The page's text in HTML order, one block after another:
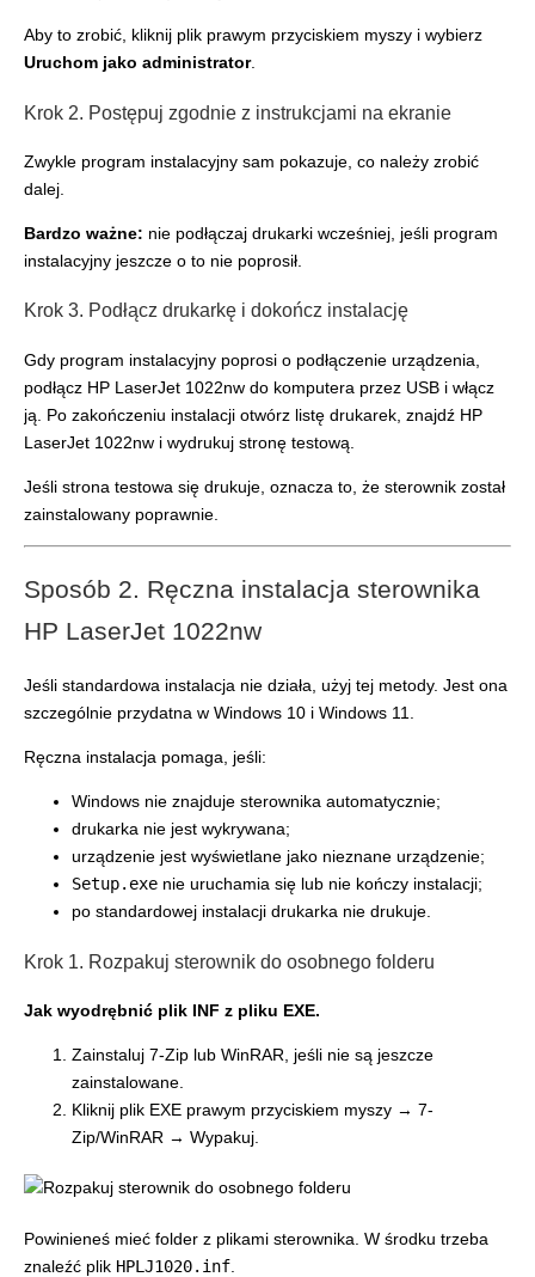
Aby to zrobić, kliknij plik prawym przyciskiem myszy i wybierz
Uruchom jako administrator.
Krok 2. Postępuj zgodnie z instrukcjami na ekranie
Zwykle program instalacyjny sam pokazuje, co należy zrobić
dalej.
Bardzo ważne: nie podłączaj drukarki wcześniej, jeśli program
instalacyjny jeszcze o to nie poprosił.
Krok 3. Podłącz drukarkę i dokończ instalację
Gdy program instalacyjny poprosi o podłączenie urządzenia,
podłącz HP LaserJet 1022nw do komputera przez USB i włącz
ją. Po zakończeniu instalacji otwórz listę drukarek, znajdź HP
LaserJet 1022nw i wydrukuj stronę testową.
Jeśli strona testowa się drukuje, oznacza to, że sterownik został
zainstalowany poprawnie.
Sposób 2. Ręczna instalacja sterownika
HP LaserJet 1022nw
Jeśli standardowa instalacja nie działa, użyj tej metody. Jest ona
szczególnie przydatna w Windows 10 i Windows 11.
Ręczna instalacja pomaga, jeśli:
Windows nie znajduje sterownika automatycznie;
drukarka nie jest wykrywana;
urządzenie jest wyświetlane jako nieznane urządzenie;
Setup.exe nie uruchamia się lub nie kończy instalacji;
po standardowej instalacji drukarka nie drukuje.
Krok 1. Rozpakuj sterownik do osobnego folderu
Jak wyodrębnić plik INF z pliku EXE.
Zainstaluj 7-Zip lub WinRAR, jeśli nie są jeszcze
zainstalowane.
Kliknij plik EXE prawym przyciskiem myszy → 7-
Zip/WinRAR → Wypakuj.
Powinieneś mieć folder z plikami sterownika. W środku trzeba
znaleźć plik HPLJ1020.inf.